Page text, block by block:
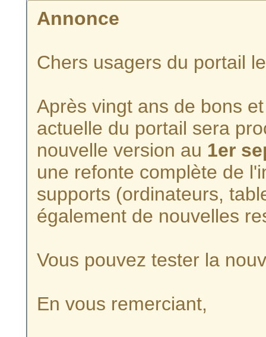
Annonce
Chers usagers du portail
Après vingt ans de bons
actuelle du portail sera
nouvelle version au 1er
une refonte complète de
supports (ordinateurs,
également de nouvelles
Vous pouvez tester la
En vous remerciant,